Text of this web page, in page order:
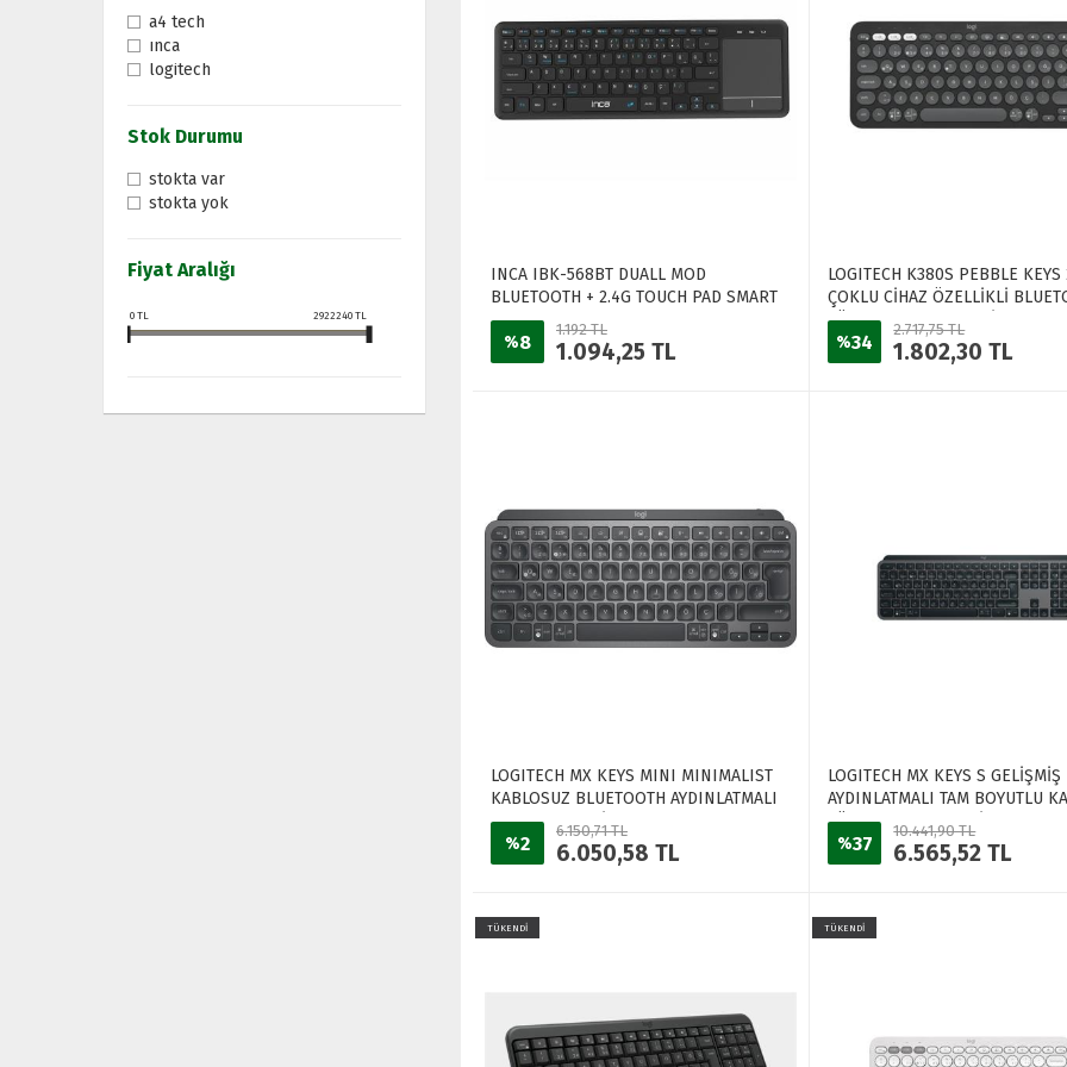
a4 tech
inca
logitech
Stok Durumu
stokta var
stokta yok
Fiyat Aralığı
0 TL 2922240TL
INCA IBK-568BT DUALL MOD
BLUETOOTH + 2.4G TOUCH PAD SMART
%8
1.192 TL
1.094,25 TL
LOGITECH K380S PEBBLE KEYS
ÇOKLU CİHAZ ÖZELLİKLİ
TÜRKÇE Q KLAVYE GRİ 920-
%34
2.717,75 TL
1.802,30 TL
LOGITECH MX KEYS MINI MINIMALIST
KABLOSUZ BLUETOOTH AYDINLATMALI
Q TR KLAVYE SİYAH 920-010504
%2
6.150,71 TL
6.050,58 TL
LOGITECH MX KEYS S GELİŞMİŞ
AYDINLATMALI TAM BOYUTLU
TÜRKÇE Q KLAVYE SİYAH 920-
%37
10.441,90 TL
6.565,52 TL
TÜKENDİ TÜKENDİ